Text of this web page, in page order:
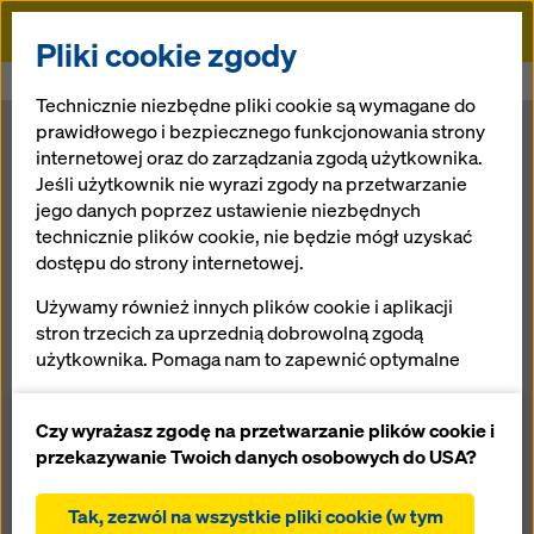
Doka
Doka na budowie Centrum Praskiego Koneser
Doka na
budowie
Centrum
Praskiego
Koneser
10.10.2016 | Aktualności
Pliki cookie zgody
Technicznie niezbędne pliki cookie są wymagane do
prawidłowego i bezpiecznego funkcjonowania strony
internetowej oraz do zarządzania zgodą użytkownika.
Jeśli użytkownik nie wyrazi zgody na przetwarzanie
jego danych poprzez ustawienie niezbędnych
technicznie plików cookie, nie będzie mógł uzyskać
dostępu do strony internetowej.
Używamy również innych plików cookie i aplikacji
stron trzecich za uprzednią dobrowolną zgodą
użytkownika. Pomaga nam to zapewnić optymalne
ciągłe ulepszanie funkcjonalności naszej strony
internetowej (funkcjonalne i statystyczne pliki
ułatwienie sprawnego procesu zakupu podczas
Czy wyrażasz zgodę na przetwarzanie plików cookie i
przekazywanie Twoich danych osobowych do USA?
Tak, zezwól na wszystkie pliki cookie (w tym